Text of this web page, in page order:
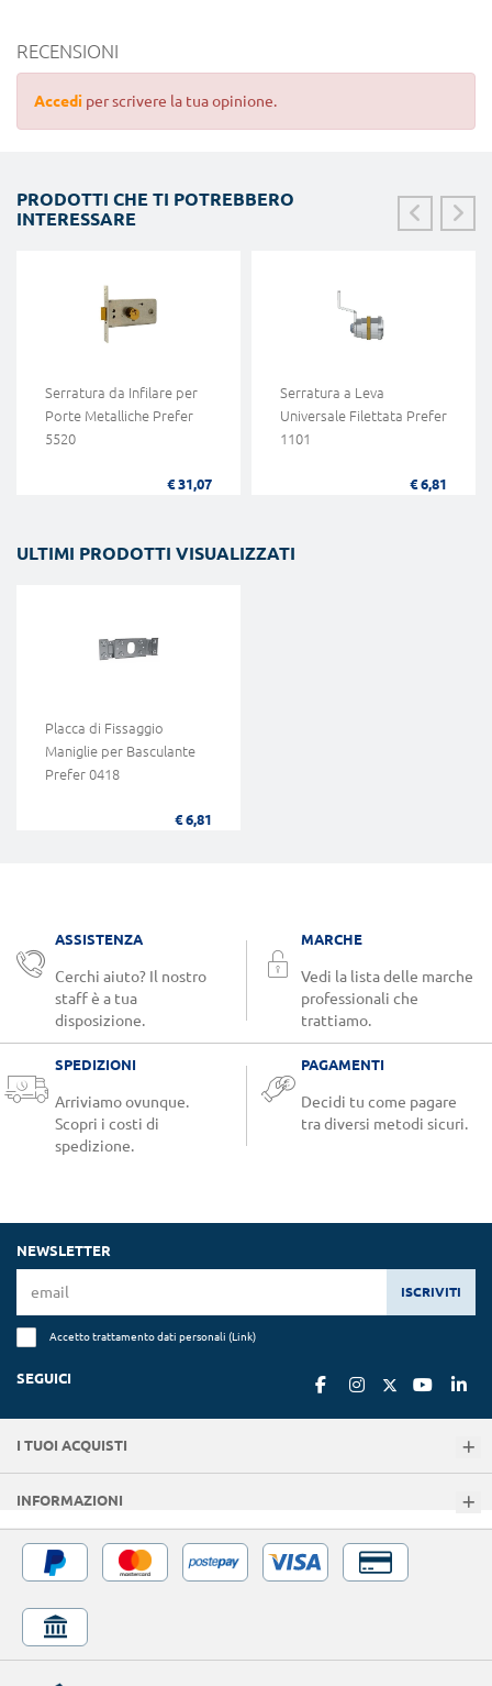
RECENSIONI
Accedi per scrivere la tua opinione.
PRODOTTI CHE TI POTREBBERO
INTERESSARE
Serratura da Infilare per
Porte Metalliche Prefer
5520
€ 31,07
Serratura a Leva
Universale Filettata Prefer
1101
€ 6,81
ULTIMI PRODOTTI VISUALIZZATI
Placca di Fissaggio
Maniglie per Basculante
Prefer 0418
€ 6,81
ASSISTENZA
Cerchi aiuto? Il nostro
staff è a tua
disposizione.
MARCHE
Vedi la lista delle marche
professionali che
trattiamo.
SPEDIZIONI
Arriviamo ovunque.
Scopri i costi di
spedizione.
PAGAMENTI
Decidi tu come pagare
tra diversi metodi sicuri.
NEWSLETTER
ISCRIVITI
Accetto trattamento dati personali (Link)
SEGUICI
I TUOI ACQUISTI
INFORMAZIONI